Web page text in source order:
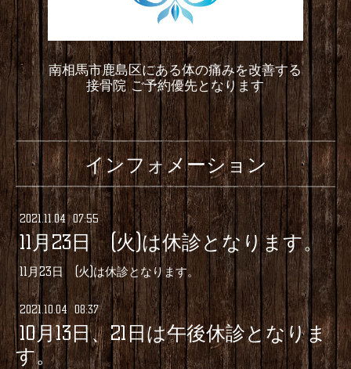
南相馬市鹿島区にある体の痛みを改善する
接骨院 ご予約優先となります
インフォメーション
2021 11.04 07:55
11月23日 (火)は休診となります。
11月23日 (火)は休診となります。
2021 10.04 08:37
10月13日、21日は午後休診となりま
す。